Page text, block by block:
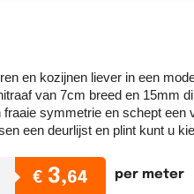
en kozijnen liever in een
van 7cm breed en 15mm
fraaie symmetrie en schept
een deurlijst en plint kunt u
€ 3,64 per meter